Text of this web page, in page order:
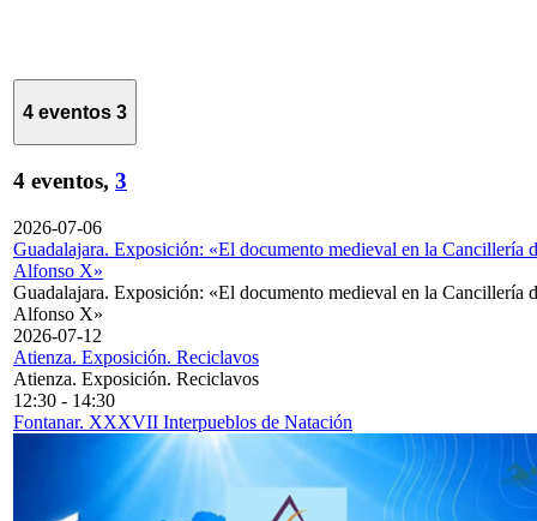
4 eventos 3
4 eventos, 3
2026-07-06
Guadalajara. Exposición: «El documento medieval en la Cancillería
Alfonso X»
Guadalajara. Exposición: «El documento medieval en la Cancillería
Alfonso X»
2026-07-12
Atienza. Exposición. Reciclavos
Atienza. Exposición. Reciclavos
12:30 - 14:30
Fontanar. XXXVII Interpueblos de Natación